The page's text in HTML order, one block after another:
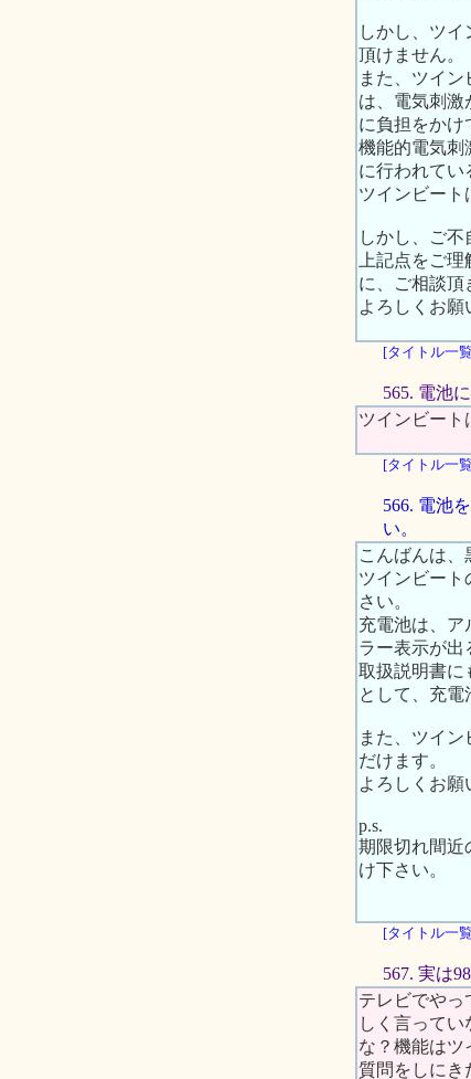
しかし、ツ
頂けません。
また、ツイ
は、電気刺激
に負担をかけ
機能的電気刺
に行われてい
ツインビート
しかし、ご不
上記点をご
に、ご相談頂
よろしくお願
[タイトル一
565. 電池
ツインビート
[タイトル一
566. 電池
い。
こんばんは、
ツインビート
さい。
充電池は、ア
ラー表示が出
取扱説明書に
として、充電
また、ツイ
だけます。
よろしくお願
p.s.
期限切れ間近
け下さい。
[タイトル一
567. 実は
テレビでやっ
しく言って
な？機能はツ
質問をしにき